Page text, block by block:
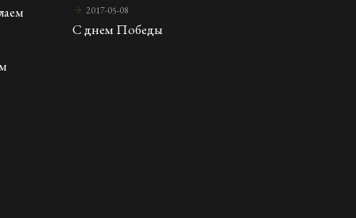
2017-05-08
С днем Победы